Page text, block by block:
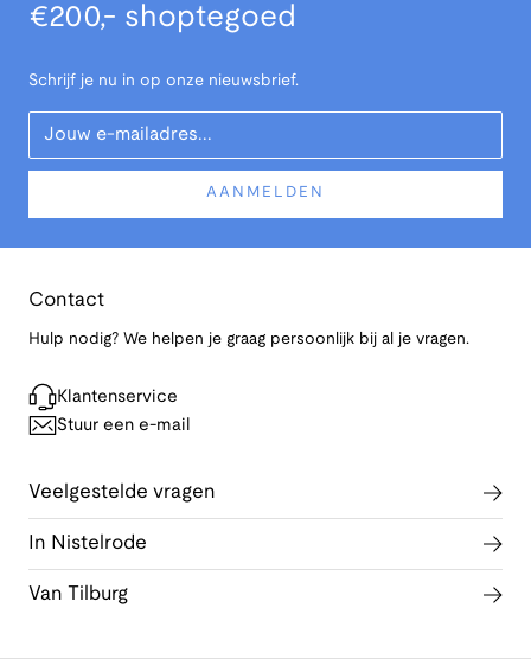
€200,- shoptegoed
Schrijf je nu in op onze nieuwsbrief.
Your Email
AANMELDEN
Contact
Hulp nodig? We helpen je graag persoonlijk bij al je vragen.
Klantenservice
Stuur een e-mail
Veelgestelde vragen
In Nistelrode
Van Tilburg